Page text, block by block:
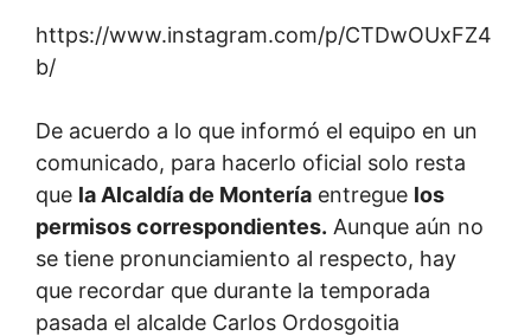
https://www.instagram.com/p/CTDwOUxFZ4
b/
De acuerdo a lo que informó el equipo en un
comunicado, para hacerlo oficial solo resta
que la Alcaldía de Montería entregue los
permisos correspondientes. Aunque aún no
se tiene pronunciamiento al respecto, hay
que recordar que durante la temporada
pasada el alcalde Carlos Ordosgoitia